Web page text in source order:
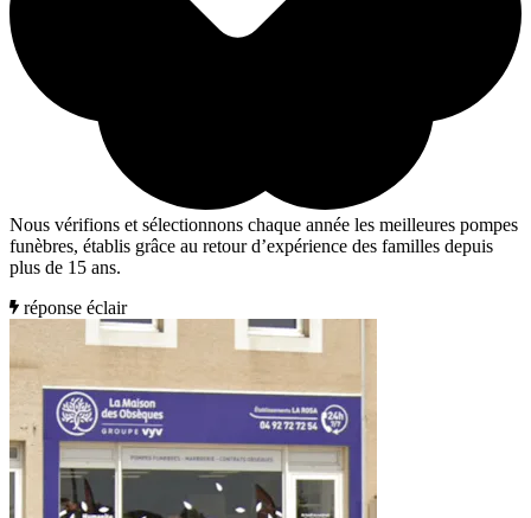
Nous vérifions et sélectionnons chaque année les meilleures pompes
funèbres, établis grâce au retour d’expérience des familles depuis
plus de 15 ans.
réponse éclair